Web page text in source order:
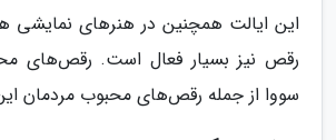
این ایالت همچنین در هنرهای
رقص نیز بسیار فعال است. رقص‌های
سووا از جمله رقص‌های محبوب مردمان